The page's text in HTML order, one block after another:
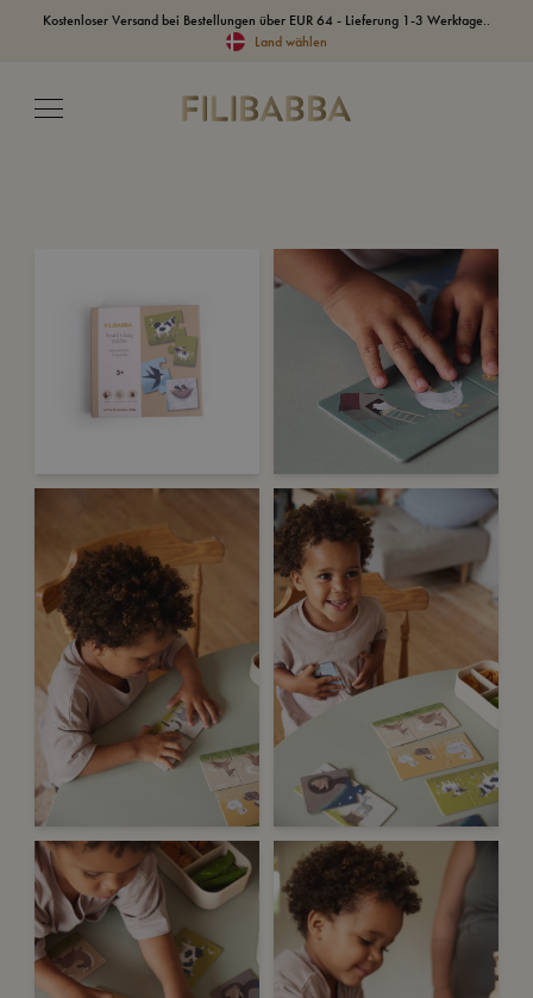
Kostenloser Versand bei Bestellungen über EUR 64 - Lieferung 1-3 Werktage..
Land wählen